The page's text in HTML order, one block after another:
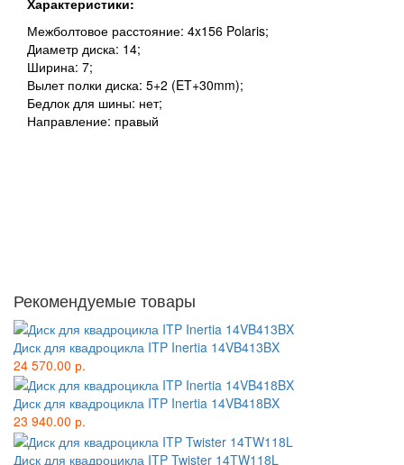
Межболтовое расстояние: 4x156 Polaris;
Диаметр диска: 14;
Ширина: 7;
Вылет полки диска: 5+2 (ET+30mm);
Бедлок для шины: нет;
Направление: правый
Рекомендуемые товары
Диск для квадроцикла ITP Inertia 14VB413BX
24 570.00 р.
Диск для квадроцикла ITP Inertia 14VB418BX
23 940.00 р.
Диск для квадроцикла ITP Twister 14TW118L